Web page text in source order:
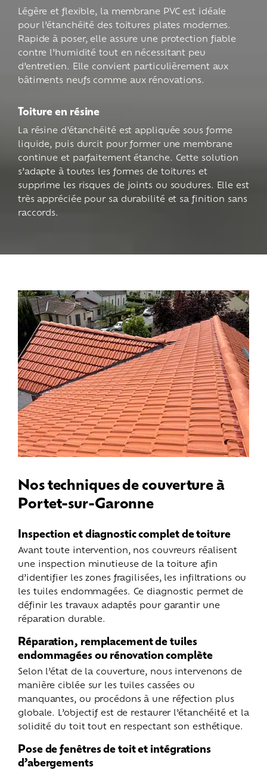
Légère et flexible, la membrane PVC est idéale
pour l’étanchéité des toitures plates modernes.
Rapide à poser, elle assure une protection fiable
contre l’humidité tout en nécessitant peu
d’entretien. Elle convient particulièrement aux
bâtiments neufs comme aux rénovations.
Toiture en résine
La résine d’étanchéité est appliquée sous forme
liquide, puis durcit pour former une membrane
continue et parfaitement étanche. Cette solution
s’adapte à toutes les formes de toitures et
supprime les risques de joints ou soudures. Elle est
très appréciée pour sa durabilité et sa finition sans
raccords.
Nos techniques de couverture à
Portet-sur-Garonne
Inspection et diagnostic complet de toiture
Avant toute intervention, nos couvreurs réalisent
une inspection minutieuse de la toiture afin
d’identifier les zones fragilisées, les infiltrations ou
les tuiles endommagées. Ce diagnostic permet de
définir les travaux adaptés pour garantir une
réparation durable.
Réparation, remplacement de tuiles
endommagées ou rénovation complète
Selon l’état de la couverture, nous intervenons de
manière ciblée sur les tuiles cassées ou
manquantes, ou procédons à une réfection plus
globale. L’objectif est de restaurer l’étanchéité et la
solidité du toit tout en respectant son esthétique.
Pose de fenêtres de toit et intégrations
d’abergements